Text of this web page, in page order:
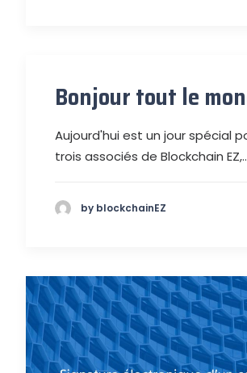
Bonjour tout le
Aujourd'hui est un jour spécial
trois associés de Blockchain
by blockchainEZ